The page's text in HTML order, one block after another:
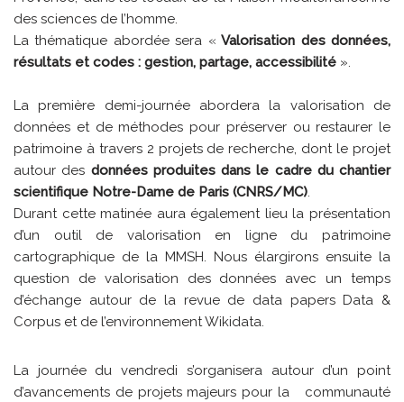
des sciences de l’homme.
La thématique abordée sera « Valorisation des données,
résultats et codes : gestion, partage, accessibilité ».
La première demi-journée abordera la valorisation de
données et de méthodes pour préserver ou restaurer le
patrimoine à travers 2 projets de recherche, dont le projet
autour des données produites dans le cadre du chantier
scientifique Notre-Dame de Paris (CNRS/MC).
Durant cette matinée aura également lieu la présentation
d’un outil de valorisation en ligne du patrimoine
cartographique de la MMSH. Nous élargirons ensuite la
question de valorisation des données avec un temps
d’échange autour de la revue de data papers Data &
Corpus et de l’environnement Wikidata.
La journée du vendredi s’organisera autour d’un point
d’avancements de projets majeurs pour la communauté